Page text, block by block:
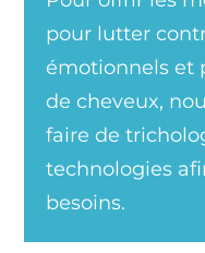
pour lutter
émotionnels et
de cheveux,
faire de
technologies
besoins.